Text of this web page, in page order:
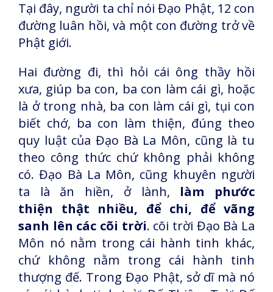
Tại đây, người ta chỉ nói Đạo Phật, 12 con
đường luân hồi, và một con đường trở về
Phật giới.
Hai đường đi, thì hỏi cái ông thầy hồi
xưa, giúp ba con, ba con làm cái gì, hoặc
là ở trong nhà, ba con làm cái gì, tụi con
biết chớ, ba con làm thiện, đúng theo
quy luật của Đạo Bà La Môn, cũng là tu
theo công thức chứ không phải không
có. Đạo Bà La Môn, cũng khuyên người
ta là ăn hiền, ở lành, làm phước
thiện thật nhiều, để chi, để vãng
sanh lên các cõi trời. cõi trời Đạo Bà La
Môn nó nằm trong cái hành tinh khác,
chứ không nằm trong cái hành tinh
thượng đế. Trong Đạo Phật, sở dĩ mà nó